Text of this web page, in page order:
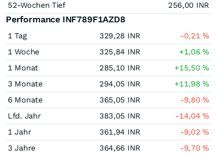
52-Wochen Tief
256,00 INR
Performance INF789F1AZD8
1 Tag 329,28 INR -0,21%
1 Woche
325,84 INR +1,06%
1 Monat
285,10 INR +15,50%
3 Monate
294,05 INR +11,98%
6 Monate
365,05 INR -9,80%
Lfd. Jahr
383,05 INR -14,04%
1 Jahr
361,94 INR -9,02%
3 Jahre
364,66 INR -9,70%